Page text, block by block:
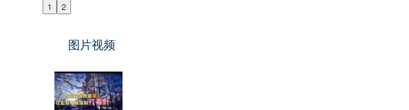
1 2
Previous
图片视频